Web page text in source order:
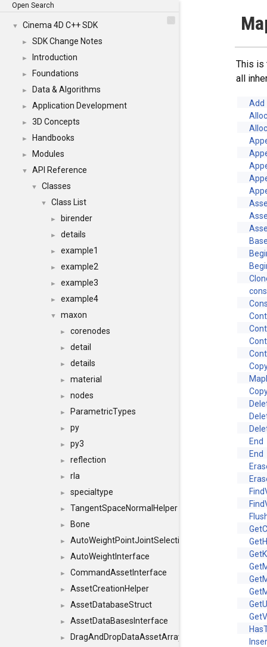
Open Search
▼ Cinema 4D C++ SDK
► SDK Change Notes
► Introduction
► Foundations
► Data & Algorithms
► Application Development
► 3D Concepts
► Handbooks
► Modules
▼ API Reference
▼ Classes
▼ Class List
► birender
► details
► example1
► example2
► example3
► example4
▼ maxon
► corenodes
► detail
► details
► material
► nodes
► ParametricTypes
► py
► py3
► reflection
► rla
► specialtype
► TangentSpaceNormalHelper
► Bone
► AutoWeightPointJointSelections
► AutoWeightInterface
► CommandAssetInterface
► AssetCreationHelper
► AssetDatabaseStruct
► AssetDataBasesInterface
► DragAndDropDataAssetArray
This
all
Add
End
End